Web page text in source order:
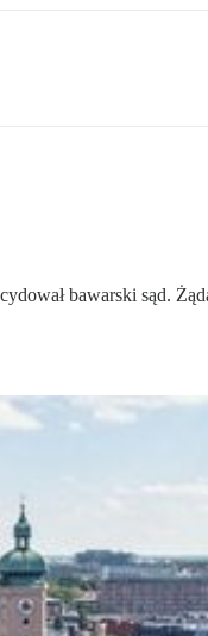
bawarski sąd.